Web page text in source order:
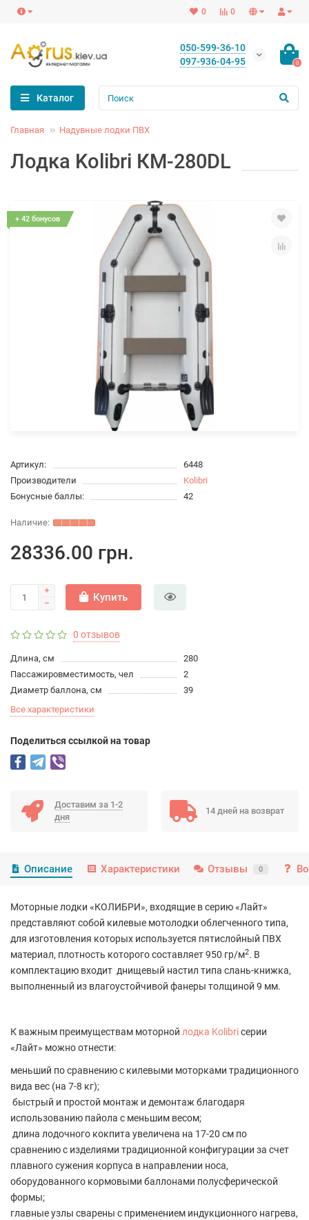
0
0
050-599-36-10
097-936-04-95
0
Каталог
Главная Надувные лодки ПВХ
Лодка Kolibri КМ-280DL
+ 42 бонусов
Артикул:
6448
Производители
Kolibri
Бонусные баллы:
42
28336.00 грн.
Купить
0 отзывов
Длина, см
280
Пассажировместимость, чел
2
Диаметр баллона, см
39
Все характеристики
Поделиться ссылкой на товар
Доставим за 1-2
дня
14 дней на возврат
Описание Характеристики Отзывы 0
Моторные лодки «КОЛИБРИ», входящие в серию «Лайт»
представляют собой килевые мотолодки облегченного типа,
для изготовления которых используется пятислойный ПВХ
материал, плотность которого составляет 950 гр/м2. В
комплектацию входит днищевый настил типа слань-книжка,
выполненный из влагоустойчивой фанеры толщиной 9 мм.
К важным преимуществам моторной лодка Kolibriсерии
«Лайт» можно отнести:
меньший по сравнению с килевыми моторками традиционного
вида вес (на 7-8 кг);
быстрый и простой монтаж и демонтаж благодаря
использованию пайола с меньшим весом;
длина лодочного кокпита увеличена на 17-20 см по
сравнению с изделиями традиционной конфигурации за счет
плавного сужения корпуса в направлении носа,
оборудованного кормовыми баллонами полусферической
формы;
главные узлы сварены с применением индукционного нагрева,